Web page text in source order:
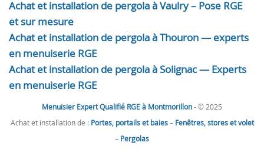
Achat et installation de pergola à Vaulry – Pose RGE
et sur mesure
Achat et installation de pergola à Thouron — experts
en menuiserie RGE
Achat et installation de pergola à Solignac — Experts
en menuiserie RGE
Menuisier Expert Qualifié RGE à Montmorillon- © 2025
Achat et installation de : Portes, portails et baies– Fenêtres, stores et volet
– Pergolas